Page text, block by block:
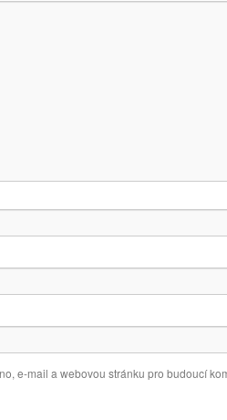
e-mail a webovou stránku pro budoucí